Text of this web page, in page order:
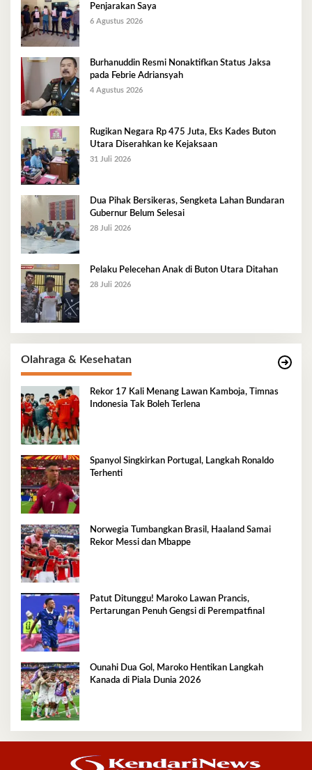
Penjarakan Saya
6 Agustus 2026
Burhanuddin Resmi Nonaktifkan Status Jaksa
pada Febrie Adriansyah
4 Agustus 2026
Rugikan Negara Rp 475 Juta, Eks Kades Buton
Utara Diserahkan ke Kejaksaan
31 Juli 2026
Dua Pihak Bersikeras, Sengketa Lahan Bundaran
Gubernur Belum Selesai
28 Juli 2026
Pelaku Pelecehan Anak di Buton Utara Ditahan
28 Juli 2026
Olahraga & Kesehatan
Rekor 17 Kali Menang Lawan Kamboja, Timnas
Indonesia Tak Boleh Terlena
Spanyol Singkirkan Portugal, Langkah Ronaldo
Terhenti
Norwegia Tumbangkan Brasil, Haaland Samai
Rekor Messi dan Mbappe
Patut Ditunggu! Maroko Lawan Prancis,
Pertarungan Penuh Gengsi di Perempatfinal
Ounahi Dua Gol, Maroko Hentikan Langkah
Kanada di Piala Dunia 2026